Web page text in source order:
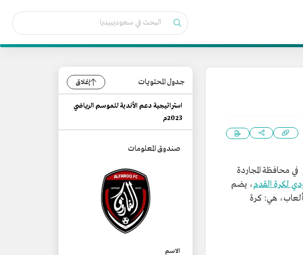
لكرة القدم، يضم
ألعاب، هي: كرة
جدول المحتويات إغلاق
استراتيجية دعم الأندية للموسم الرياضي
2023م
صندوق المعلومات
الاسم